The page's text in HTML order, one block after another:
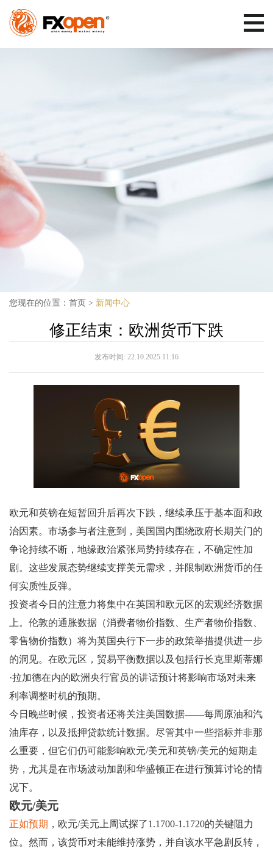
您现在的位置： 首页 > 新闻中心
修正结束：欧洲货币下跌
发布时间: 22.10.2025 11:16
欧元和英镑在短暂回升后再次下跌，继续承压于基本面和政
治因素。市场参与者注意到，美国国内围绕政府长期关门的
争论持续不断，地缘政治紧张局势持续存在，不确定性加
剧。这些发展态势继续支撑美元需求，并限制欧洲货币的任
何实质性反弹。
投资者今日的注意力将集中在英国和欧元区的宏观经济数据
上。伦敦的通胀数据（消费者物价指数、生产者物价指数、
零售物价指数）将为英国央行下一步的政策举措提供进一步
的洞见。在欧元区，贸易平衡数据以及包括行长克里斯蒂娜
·拉加德在内的欧洲央行官员的讲话预计将影响市场对未来
利率调整时机的预期。
今日晚些时候，投资者还将关注美国数据——每周原油和汽
油库存，以及抵押贷款统计数据。尽管其中一些指标并非那
么重要，但它们仍可能影响欧元/美元和英镑/美元的短期走
势，尤其是在市场波动加剧和华盛顿正在进行预算讨论的情
况下。
欧元/美元
正如预期 ，欧元/美元上周试探了1.1700-1.1720的关键阻力
位。然而，该货币对未能维持涨势，并自该水平急剧反转，